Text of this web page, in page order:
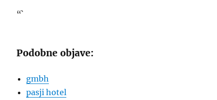
“`
Podobne objave:
gmbh
pasji hotel